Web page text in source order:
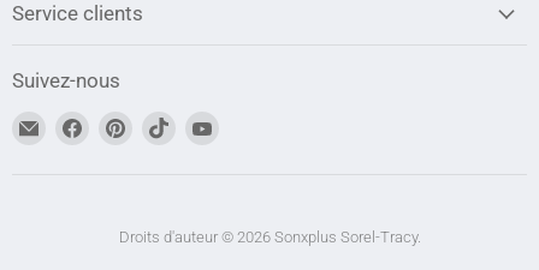
Service clients
Suivez-nous
Trouvez-Trouvez-Trouvez-Trouvez-
Droits d'auteur © 2026 Sonxplus Sorel-Tracy.